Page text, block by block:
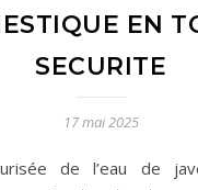
EN
SECURITE
17 mai 2025